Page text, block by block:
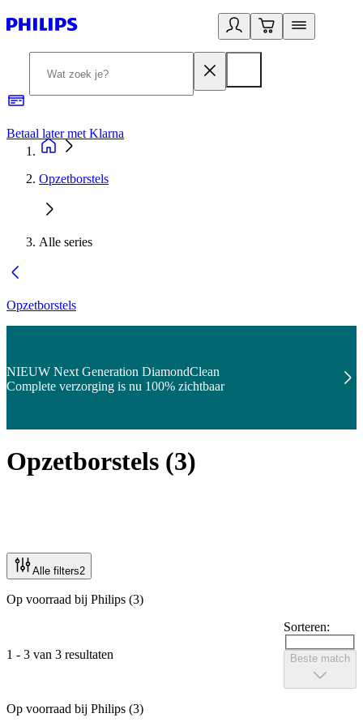
Betaal later met Klarna
Opzetborstels
Alle series
Opzetborstels
NIEUW Next Generation DiamondClean
Complete verzorging is nu 100% zichtbaar
Opzetborstels (3)
Alle filters2
Op voorraad bij Philips (3)
1 - 3 van 3 resultaten
Sorteren:
Beste match
Op voorraad bij Philips (3)